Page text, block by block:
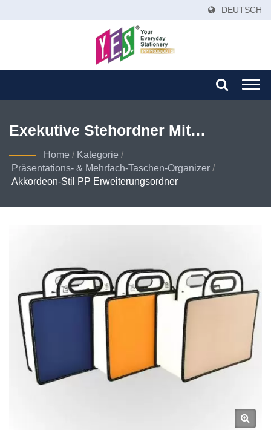
DEUTSCH
Exekutive Stehordner Mit
Ausziehbarem Griff – Premium PP
Dokumentenorganisationslösung
Home / Kategorie /
Präsentations- & Mehrfach-Taschen-Organizer /
Akkordeon-Stil PP Erweiterungsordner